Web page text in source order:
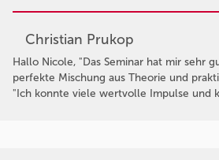
Christian Prukop
Hallo Nicole, "Das Seminar hat mir sehr
perfekte Mischung aus Theorie und
"Ich konnte viele wertvolle Impulse und